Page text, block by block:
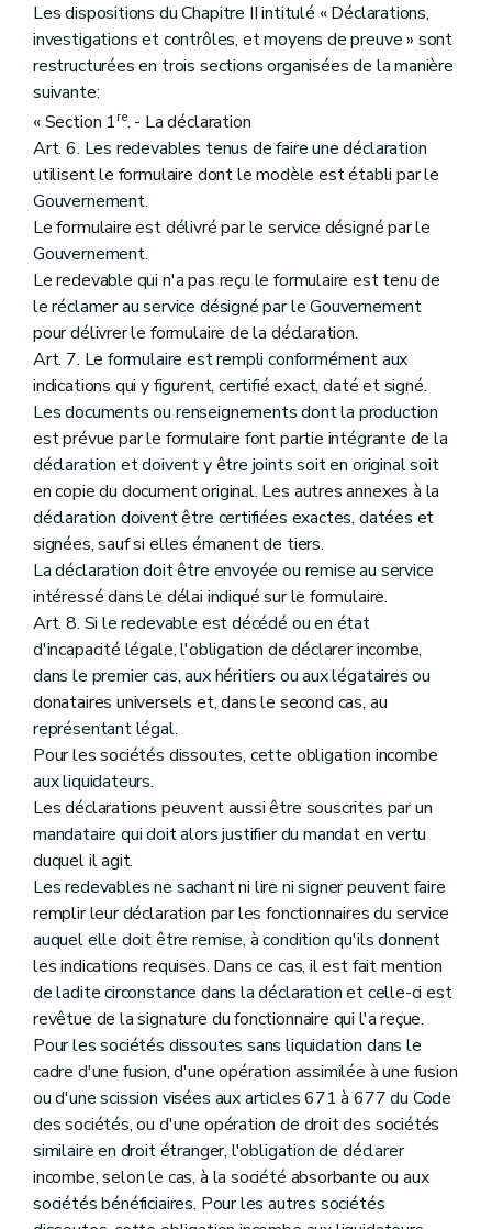
Section 4 Dispositions relatives au Chapitre IV - Section I
Art. 32
Art. 33
Section 5 Dispositions relatives au Chapitre IV - Section XII - Donations Sous-section 1
Art. 34
Art. 35
Titre V Dispositions en matière de droits de succession - Chapitre III Évaluation de l'actif imposable - Section II - Règles particulières
Art. 36
Art. 37
Titre VI Dispositions relatives à la modification du décret du 19 novembre 1998 instaurant une taxe sur les automates en Région wallonne
Art. 38
Art. 39
Art. 40
Titre VII Dispositions relatives à la modification du Code des taxes assimilées aux impôts sur les revenus en matière d'éco-malus
Art. 41
Art. 42
Art. 43
Art. 44
Art. 45
Art. 46
Titre VIII
Entrée en vigueur
Art. 47
Les dispositions du Chapitre II intitulé « Déclarations,
investigations et contrôles, et moyens de preuve » sont
restructurées en trois sections organisées de la manière
suivante:
« Section 1re. - La déclaration
Art. 6. Les redevables tenus de faire une déclaration
utilisent le formulaire dont le modèle est établi par le
Gouvernement.
Le formulaire est délivré par le service désigné par le
Gouvernement.
Le redevable qui n'a pas reçu le formulaire est tenu de
le réclamer au service désigné par le Gouvernement
pour délivrer le formulaire de la déclaration.
Art. 7. Le formulaire est rempli conformément aux
indications qui y figurent, certifié exact, daté et signé.
Les documents ou renseignements dont la production
est prévue par le formulaire font partie intégrante de la
déclaration et doivent y être joints soit en original soit
en copie du document original. Les autres annexes à la
déclaration doivent être certifiées exactes, datées et
signées, sauf si elles émanent de tiers.
La déclaration doit être envoyée ou remise au service
intéressé dans le délai indiqué sur le formulaire.
Art. 8. Si le redevable est décédé ou en état
d'incapacité légale, l'obligation de déclarer incombe,
dans le premier cas, aux héritiers ou aux légataires ou
donataires universels et, dans le second cas, au
représentant légal.
Pour les sociétés dissoutes, cette obligation incombe
aux liquidateurs.
Les déclarations peuvent aussi être souscrites par un
mandataire qui doit alors justifier du mandat en vertu
duquel il agit.
Les redevables ne sachant ni lire ni signer peuvent faire
remplir leur déclaration par les fonctionnaires du service
auquel elle doit être remise, à condition qu'ils donnent
les indications requises. Dans ce cas, il est fait mention
de ladite circonstance dans la déclaration et celle-ci est
revêtue de la signature du fonctionnaire qui l'a reçue.
Pour les sociétés dissoutes sans liquidation dans le
cadre d'une fusion, d'une opération assimilée à une fusion
ou d'une scission visées aux articles 671 à 677 du Code
des sociétés, ou d'une opération de droit des sociétés
similaire en droit étranger, l'obligation de déclarer
incombe, selon le cas, à la société absorbante ou aux
sociétés bénéficiaires. Pour les autres sociétés